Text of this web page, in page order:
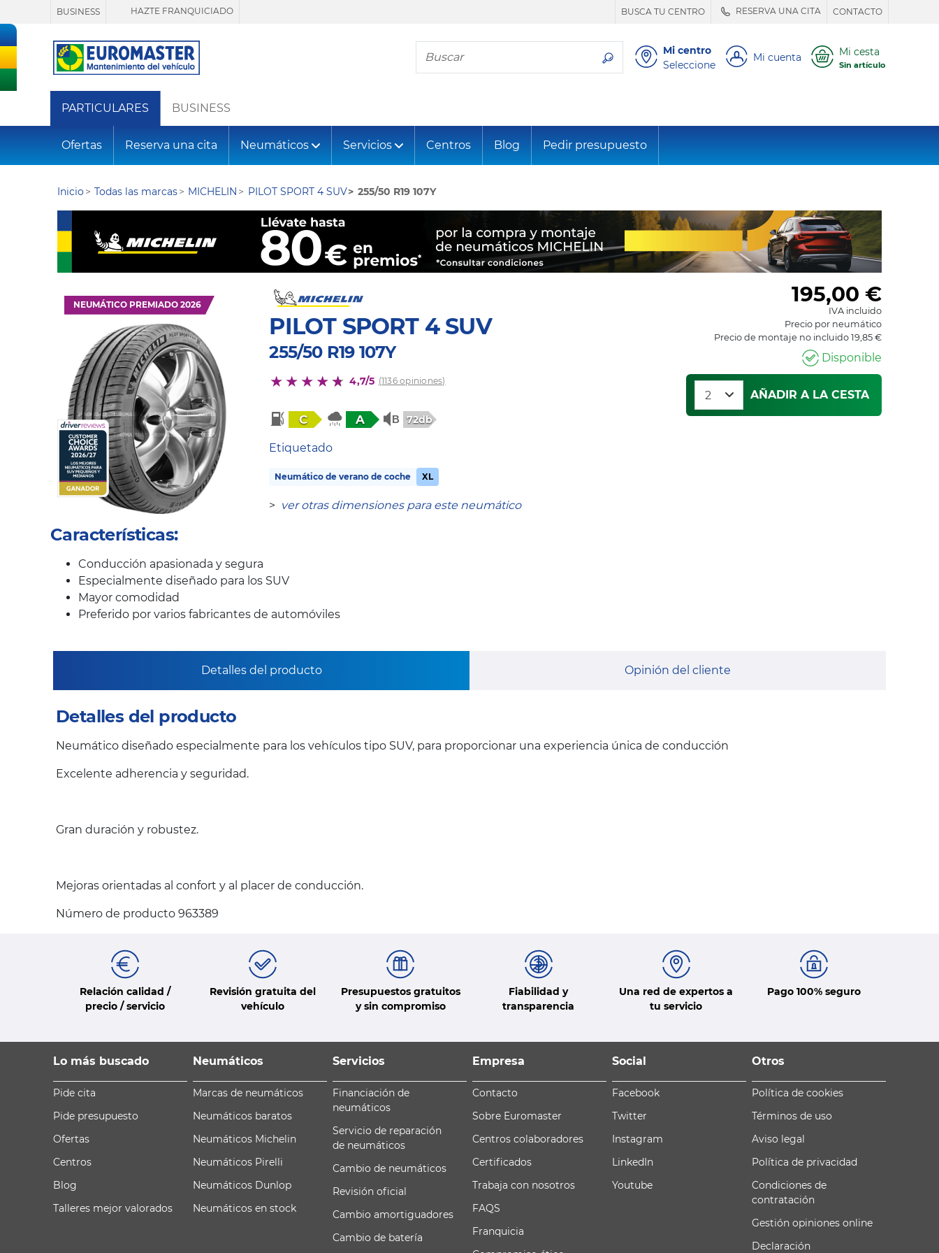
BUSINESS HAZTE FRANQUICIADO BUSCA TU CENTRO RESERVA UNA CITA CONTACTO
Busca tu neumático
Mi centro
Seleccione
Mi cuenta Mi cesta
Sin artículo
PARTICULARES BUSINESS
Ofertas Reserva una cita Neumáticos Servicios Centros Blog Pedir presupuesto
Inicio Todas las marcas MICHELIN PILOT SPORT 4 SUV 255/50 R19 107Y
NEUMÁTICO PREMIADO 2026
PILOT SPORT 4 SUV
255/50 R19 107Y
4,7/5 (1136 opiniones)
C A 72db
Etiquetado
Neumático de verano de coche XL
> ver otras dimensiones para este neumático
195,00 €
IVA incluido
Precio por neumático
Precio de montaje no incluido 19,85 €
Disponible
AÑADIR A LA CESTA
Características:
Conducción apasionada y segura
Especialmente diseñado para los SUV
Mayor comodidad
Preferido por varios fabricantes de automóviles
Detalles del producto Opinión del cliente
Detalles del producto
Neumático diseñado especialmente para los vehículos tipo SUV, para proporcionar una experiencia única de conducción
Excelente adherencia y seguridad.
Gran duración y robustez.
Mejoras orientadas al confort y al placer de conducción.
Número de producto 963389
Relación calidad /
precio / servicio
Revisión gratuita del
vehículo
Presupuestos gratuitos
y sin compromiso
Fiabilidad y
transparencia
Una red de expertos a
tu servicio
Pago 100% seguro
Lo más buscado
Pide cita
Pide presupuesto
Ofertas
Centros
Blog
Talleres mejor valorados
Neumáticos
Marcas de neumáticos
Neumáticos baratos
Neumáticos Michelin
Neumáticos Pirelli
Neumáticos Dunlop
Neumáticos en stock
Servicios
Financiación de
neumáticos
Servicio de reparación
de neumáticos
Cambio de neumáticos
Revisión oficial
Cambio amortiguadores
Cambio de batería
Empresa
Contacto
Sobre Euromaster
Centros colaboradores
Certificados
Trabaja con nosotros
FAQS
Franquicia
Social
Facebook
Twitter
Instagram
LinkedIn
Youtube
Otros
Política de cookies
Términos de uso
Aviso legal
Política de privacidad
Condiciones de
contratación
Gestión opiniones online
Declaración